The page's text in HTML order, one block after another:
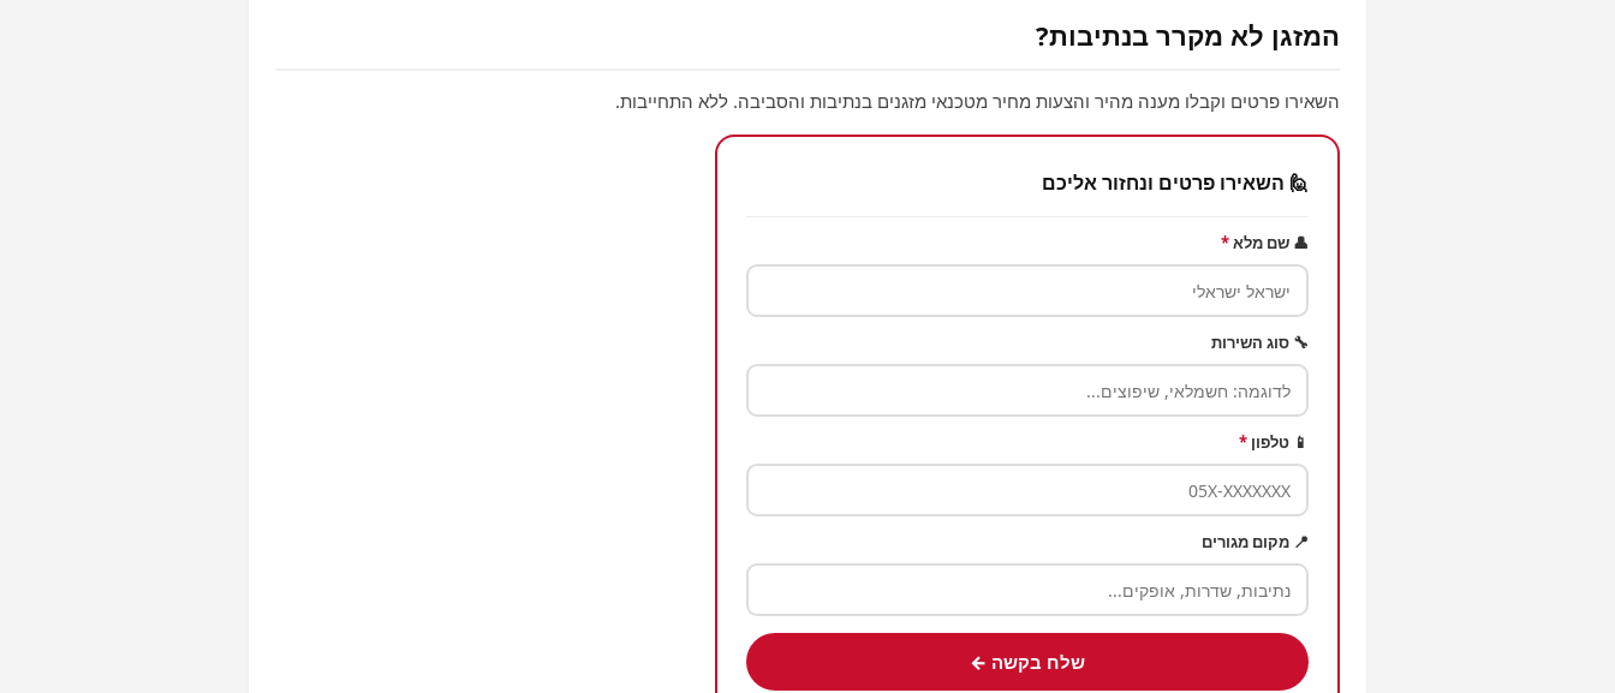
המזגן לא מקרר בנתיבות?
השאירו פרטים וקבלו מענה מהיר והצעות מחיר מטכנאי מזגנים בנתיבות והסביבה. ללא התחייבות.
🙋 השאירו פרטים ונחזור אליכם
👤 שם מלא*
🔧 סוג השירות
📱 טלפון *
📍 מקום מגורים
שלח בקשה ←